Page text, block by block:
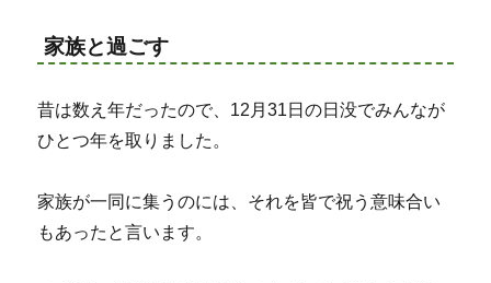
家族と過ごす
昔は数え年だったので、12月31日の日没でみんなが
ひとつ年を取りました。
家族が一同に集うのには、それを皆で祝う意味合い
もあったと言います。